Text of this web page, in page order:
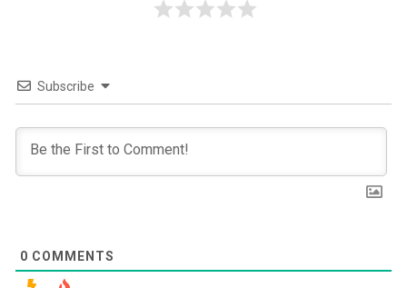
Subscribe
0 COMMENTS